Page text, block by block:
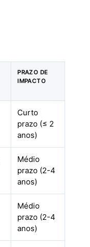
PRAZO DE
IMPACTO
Curto
prazo (≤ 2
anos)
Médio
prazo (2-4
anos)
Médio
prazo (2-4
anos)